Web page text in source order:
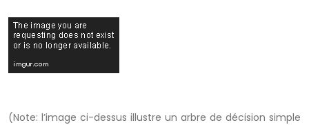
(Note: l’image ci-dessus illustre un arbre de décision simple